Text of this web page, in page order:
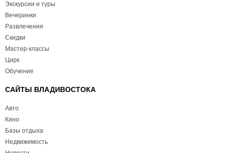
Экскурсии и туры
Вечеринки
Развлечения
Скидки
Мастер-классы
Цирк
Обучение
САЙТЫ ВЛАДИВОСТОКА
Авто
Кино
Базы отдыха
Недвижимость